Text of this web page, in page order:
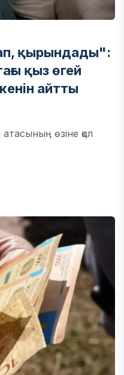
қырындады":
қыз өгей
айтты
өзіне қол